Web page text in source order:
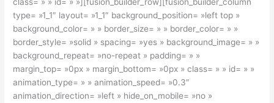
type= »1_1″ layout= »1_1″ background_position= »left top »
background_color= » » border_size= » » border_color= » »
border_style= »solid » spacing= »yes » background_image= » »
background_repeat= »no-repeat » padding= » »
margin_top= »0px » margin_bottom= »0px » class= » » id= » »
animation_type= » » animation_speed= »0.3″
animation_direction= »left » hide_on_mobile= »no »